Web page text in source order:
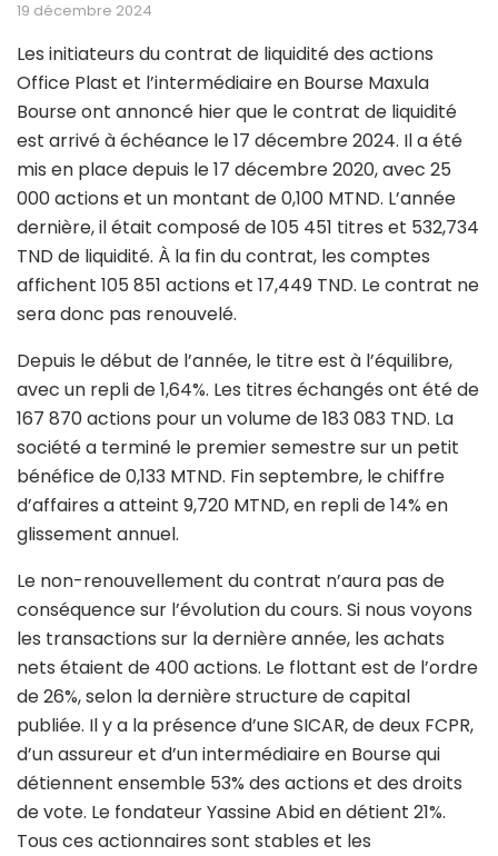
19 décembre 2024
Les initiateurs du contrat de liquidité des actions
Office Plast et l’intermédiaire en Bourse Maxula
Bourse ont annoncé hier que le contrat de liquidité
est arrivé à échéance le 17 décembre 2024. Il a été
mis en place depuis le 17 décembre 2020, avec 25
000 actions et un montant de 0,100 MTND. L’année
dernière, il était composé de 105 451 titres et 532,734
TND de liquidité. À la fin du contrat, les comptes
affichent 105 851 actions et 17,449 TND. Le contrat ne
sera donc pas renouvelé.
Depuis le début de l’année, le titre est à l’équilibre,
avec un repli de 1,64%. Les titres échangés ont été de
167 870 actions pour un volume de 183 083 TND. La
société a terminé le premier semestre sur un petit
bénéfice de 0,133 MTND. Fin septembre, le chiffre
d’affaires a atteint 9,720 MTND, en repli de 14% en
glissement annuel.
Le non-renouvellement du contrat n’aura pas de
conséquence sur l’évolution du cours. Si nous voyons
les transactions sur la dernière année, les achats
nets étaient de 400 actions. Le flottant est de l’ordre
de 26%, selon la dernière structure de capital
publiée. Il y a la présence d’une SICAR, de deux FCPR,
d’un assureur et d’un intermédiaire en Bourse qui
détiennent ensemble 53% des actions et des droits
de vote. Le fondateur Yassine Abid en détient 21%.
Tous ces actionnaires sont stables et les